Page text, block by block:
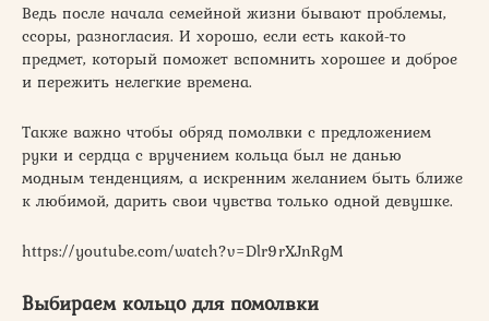
Ведь после начала семейной жизни бывают проблемы,
ссоры, разногласия. И хорошо, если есть какой-то
предмет, который поможет вспомнить хорошее и доброе
и пережить нелегкие времена.
Также важно чтобы обряд помолвки с предложением
руки и сердца с вручением кольца был не данью
модным тенденциям, а искренним желанием быть ближе
к любимой, дарить свои чувства только одной девушке.
https://youtube.com/watch?v=Dlr9rXJnRgM
Выбираем кольцо для помолвки